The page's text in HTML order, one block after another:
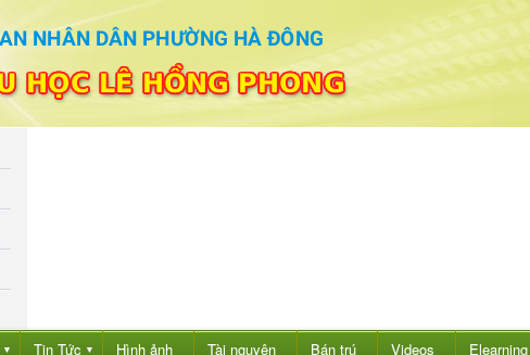
▼ Tin Tức ▼ Hình ảnh Tài nguyên Bán trú Videos
Elearning